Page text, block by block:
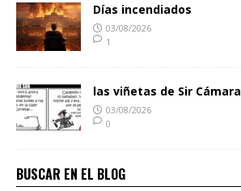
Días incendiados
03/08/2026
1
las viñetas de Sir Cámara
03/08/2026
0
BUSCAR EN EL BLOG